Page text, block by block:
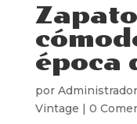
época
por Administrador
Vintage | 0